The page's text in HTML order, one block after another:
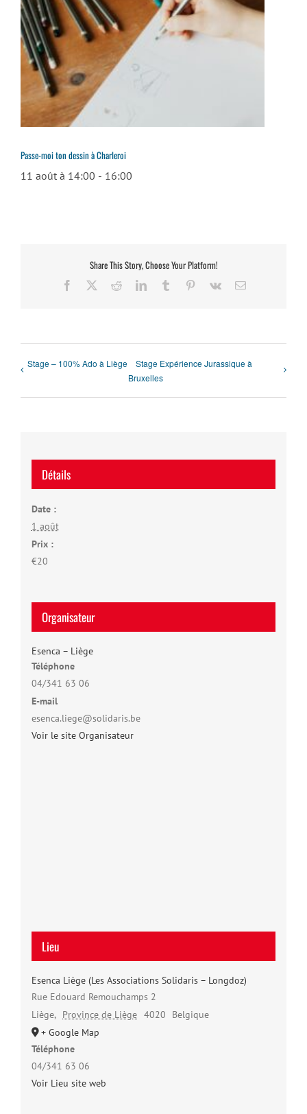
Passe-moi ton dessin à Charleroi
11 août à 14:00 - 16:00
Share This Story, Choose Your Platform!
Facebook RedditLinkedInTumblr Pinterest
Vk Email
Stage – 100% Ado à Liège
Stage Expérience Jurassique à
Bruxelles
Détails
Date :
1 août
Prix :
€20
Organisateur
Esenca – Liège
Téléphone
04/341 63 06
E-mail
esenca.liege@solidaris.be
Voir le site Organisateur
Lieu
Esenca Liège (Les Associations Solidaris – Longdoz)
Rue Edouard Remouchamps 2
Liège, Province de Liège 4020
Belgique
+ Google Map
Téléphone
04/341 63 06
Voir Lieu site web